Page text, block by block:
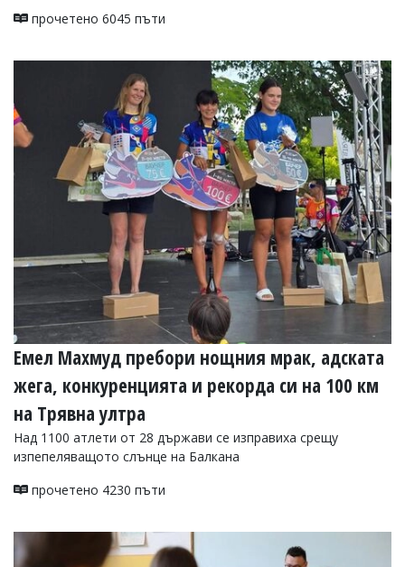
ни! прочетено 6045 пъти
Емел Махмуд пребори нощния мрак, адската
жега, конкуренцията и рекорда си на 100 км
на Трявна ултра
Над 1100 атлети от 28 държави се изправиха срещу
изпепеляващото слънце на Балкана
прочетено 4230 пъти